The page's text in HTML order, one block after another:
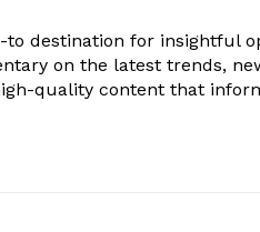
to destination for insightful
on the latest trends,
quality content that